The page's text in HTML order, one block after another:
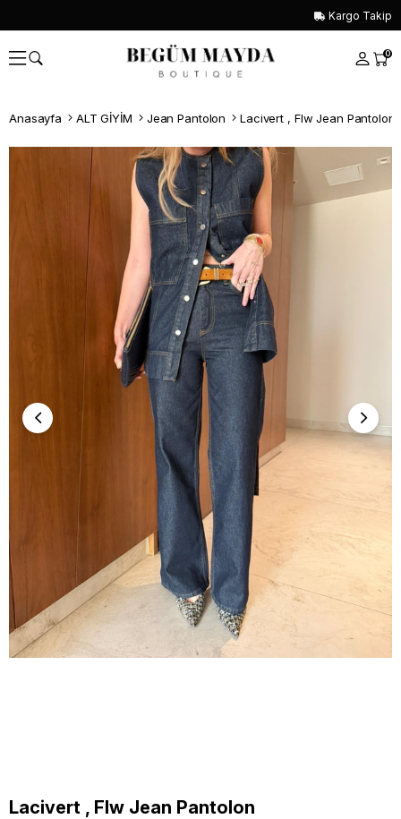
Kargo Takip
0
Anasayfa ALT GİYİM Jean Pantolon Lacivert , Flw Jean Pantolon
Whatsapp İle Sipariş ver
Lacivert , Flw Jean Pantolon